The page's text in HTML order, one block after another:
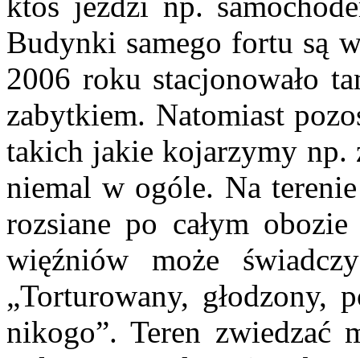
Budynki samego fortu są
2006 roku stacjonowało
zabytkiem. Natomiast
takich jakie kojarzymy np.
niemal w ogóle. Na
rozsiane po całym
więźniów może
„Torturowany, głodzony,
nikogo”. Teren zwiedzać